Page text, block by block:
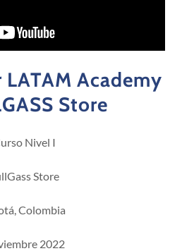
Academy
Store
Nivel I
Store
Colombia
2022